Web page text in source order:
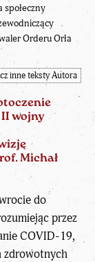
Orderu Orła
inne teksty Autora
wojny
Michał
do
przez
COVID-19,
zdrowotnych